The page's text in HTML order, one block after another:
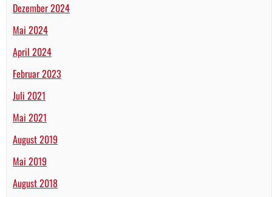
Dezember 2024
Mai 2024
April 2024
Februar 2023
Juli 2021
Mai 2021
August 2019
Mai 2019
August 2018